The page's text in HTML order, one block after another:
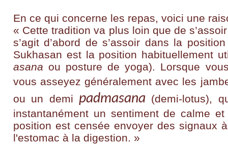
En ce qui concerne les repas, voici une
« Cette tradition va plus loin que de
s’agit d’abord de s’assoir dans la position
Sukhasan est la position habituellement
asanaou posture de yoga). Lorsque
vous asseyez généralement avec les
ou un demi padmasana (demi-lotus),
instantanément un sentiment de calme
position est censée envoyer des signaux
l'estomac à la digestion. »